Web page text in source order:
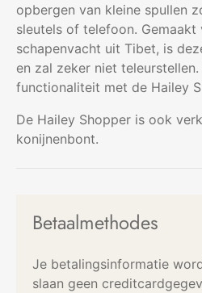
opbergen van kleine spullen
sleutels of telefoon.
schapenvacht uit Tibet, is
en zal zeker niet
functionaliteit met de Hailey
De Hailey Shopper is ook
konijnenbont.
Betaalmethodes
Je betalingsinformatie
slaan geen